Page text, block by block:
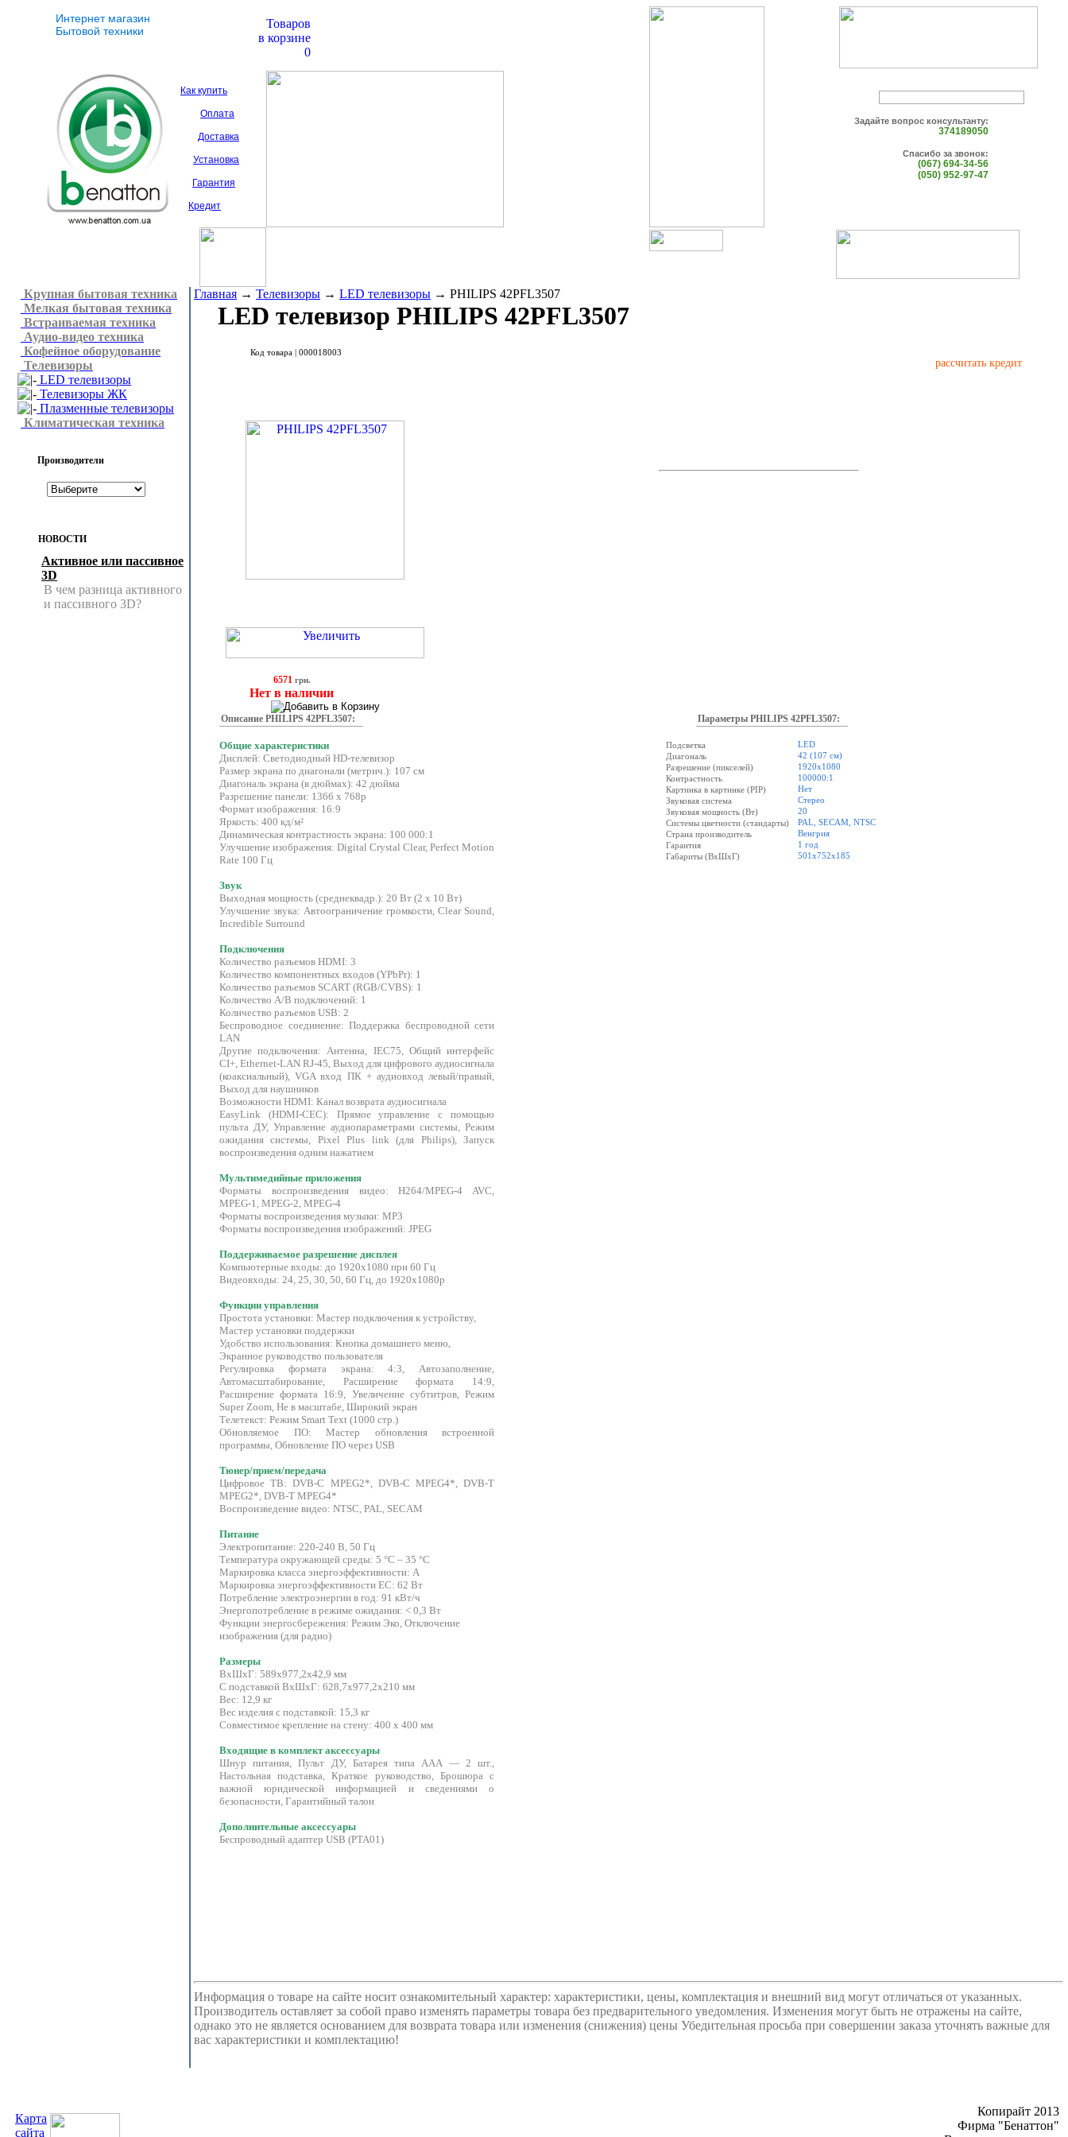
Интернет магазин
Бытовой техники
Товаров
в корзине
0
Как купить
Оплата
Доставка
Установка
Гарантия
Кредит
Задайте вопрос консультанту:
374189050
Спасибо за звонок:
(067) 694-34-56
(050) 952-97-47
Крупная бытовая техника
Мелкая бытовая техника
Встраиваемая техника
Аудио-видео техника
Кофейное оборудование
Телевизоры
LED телевизоры
Телевизоры ЖК
Плазменные телевизоры
Климатическая техника
Производители
НОВОСТИ
Активное или пассивное
3D
В чем разница активного
и пассивного 3D?
Главная → Телевизоры → LED телевизоры → PHILIPS 42PFL3507
LED телевизор PHILIPS 42PFL3507
Код товара | 000018003
рассчитать кредит
6571грн.
Нет в наличии
Описание PHILIPS 42PFL3507:
Общие характеристики
Дисплей: Светодиодный HD-телевизор
Размер экрана по диагонали (метрич.): 107 см
Диагональ экрана (в дюймах): 42 дюйма
Разрешение панели: 1366 x 768р
Формат изображения: 16:9
Яркость: 400 кд/м²
Динамическая контрастность экрана: 100 000:1
Улучшение изображения: Digital Crystal Clear, Perfect Motion
Rate 100 Гц
Звук
Выходная мощность (среднеквадр.): 20 Вт (2 x 10 Вт)
Улучшение звука: Автоограничение громкости, Clear Sound,
Incredible Surround
Подключения
Количество разъемов HDMI: 3
Количество компонентных входов (YPbPr): 1
Количество разъемов SCART (RGB/CVBS): 1
Количество А/В подключений: 1
Количество разъемов USB: 2
Беспроводное соединение: Поддержка беспроводной сети
LAN
Другие подключения: Антенна, IEC75, Общий интерфейс
CI+, Ethernet-LAN RJ-45, Выход для цифрового аудиосигнала
(коаксиальный), VGA вход ПК + аудиовход левый/правый,
Выход для наушников
Возможности HDMI: Канал возврата аудиосигнала
EasyLink (HDMI-CEC): Прямое управление с помощью
пульта ДУ, Управление аудиопараметрами системы, Режим
ожидания системы, Pixel Plus link (для Philips), Запуск
воспроизведения одним нажатием
Мультимедийные приложения
Форматы воспроизведения видео: H264/MPEG-4 AVC,
MPEG-1, MPEG-2, MPEG-4
Форматы воспроизведения музыки: MP3
Форматы воспроизведения изображений: JPEG
Поддерживаемое разрешение дисплея
Компьютерные входы: до 1920x1080 при 60 Гц
Видеовходы: 24, 25, 30, 50, 60 Гц, до 1920x1080p
Функции управления
Простота установки: Мастер подключения к устройству,
Мастер установки поддержки
Удобство использования: Кнопка домашнего меню,
Экранное руководство пользователя
Регулировка формата экрана: 4:3, Автозаполнение,
Автомасштабирование, Расширение формата 14:9,
Расширение формата 16:9, Увеличение субтитров, Режим
Super Zoom, Не в масштабе, Широкий экран
Телетекст: Режим Smart Text (1000 стр.)
Обновляемое ПО: Мастер обновления встроенной
программы, Обновление ПО через USB
Тюнер/прием/передача
Цифровое ТВ: DVB-C MPEG2*, DVB-C MPEG4*, DVB-T
MPEG2*, DVB-T MPEG4*
Воспроизведение видео: NTSC, PAL, SECAM
Питание
Электропитание: 220-240 В, 50 Гц
Температура окружающей среды: 5 °C – 35 °C
Маркировка класса энергоэффективности: A
Маркировка энергоэффективности ЕС: 62 Вт
Потребление электроэнергии в год: 91 кВт/ч
Энергопотребление в режиме ожидания: < 0,3 Вт
Функции энергосбережения: Режим Эко, Отключение
изображения (для радио)
Размеры
ВxШхГ: 589х977,2х42,9 мм
С подставкой ВxШхГ: 628,7х977,2х210 мм
Вес: 12,9 кг
Вес изделия с подставкой: 15,3 кг
Совместимое крепление на стену: 400 x 400 мм
Входящие в комплект аксессуары
Шнур питания, Пульт ДУ, Батарея типа AAA — 2 шт.,
Настольная подставка, Краткое руководство, Брошюра с
важной юридической информацией и сведениями о
безопасности, Гарантийный талон
Дополнительные аксессуары
Беспроводный адаптер USB (PTA01)
Параметры PHILIPS 42PFL3507:
Подсветка
LED
Диагональ
42 (107 см)
Разрешение (пикселей)
1920x1080
Контрастность
100000:1
Картинка в картинке (PIP)
Нет
Звуковая система
Стерео
Звуковая мощность (Вт)
20
Системы цветности (стандарты)
PAL, SECAM, NTSC
Страна производитель
Венгрия
Гарантия
1 год
Габариты (ВхШхГ)
501х752х185
Информация о товаре на сайте носит ознакомительный характер: характеристики, цены, комплектация и внешний вид могут отличаться от указанных.
Производитель оставляет за собой право изменять параметры товара без предварительного уведомления. Изменения могут быть не отражены на сайте,
однако это не является основанием для возврата товара или изменения (снижения) цены Убедительная просьба при совершении заказа уточнять важные для
вас характеристики и комплектацию!
Карта
сайта
Копирайт 2013
Фирма "Бенаттон"